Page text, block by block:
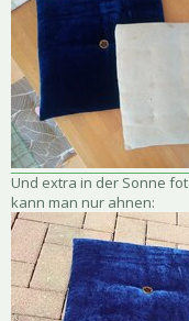
Und extra in der Sonne
kann man nur ahnen: